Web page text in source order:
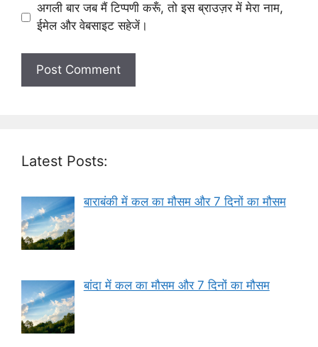
अगली बार जब मैं टिप्पणी करूँ, तो इस ब्राउज़र में मेरा नाम,
ईमेल और वेबसाइट सहेजें।
Latest Posts:
बाराबंकी में कल का मौसम और 7 दिनों का मौसम
बांदा में कल का मौसम और 7 दिनों का मौसम